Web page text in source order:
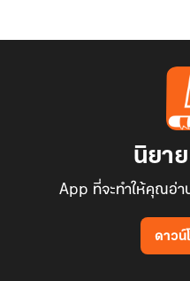
นิยายเรื่องนี้เป็นแนว โรแมนติก-
ที่ต้องก้าวผ่านความเจ็บปวด ควา
เห็นคุณค่าของการให้อภัยและการ
แม้โทนเรื่องโดยรวมจะเน้นควา
แจ้งเตือนเนื้อหาบางส่วนที่อาจก
ความบีบคั้นทางอารมณ์ : ช่วงแร
นิยา
App ที่จะทำให้คุณอ่า
ดาวน์